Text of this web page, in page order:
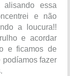
essa
e não
a loucura!!
e acordar
e ficamos de
podíamos fazer